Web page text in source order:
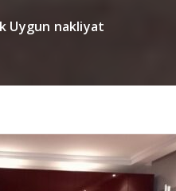
Uygun nakliyat